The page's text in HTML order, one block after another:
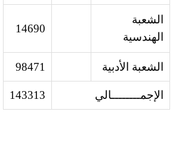
الشعبة
الهندسية
14690
الشعبة الأدبية 98471
الإجمــــــــالي 143313